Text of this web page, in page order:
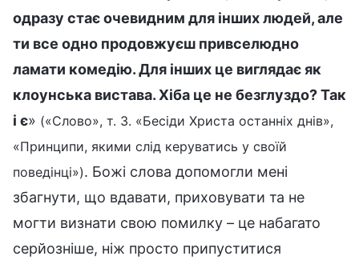
одразу стає очевидним для інших людей, але
ти все одно продовжуєш привселюдно
ламати комедію. Для інших це виглядає як
клоунська вистава. Хіба це не безглуздо? Так
і є» («Слово», т. 3. «Бесіди Христа останніх днів»,
«Принципи, якими слід керуватись у своїй
поведінці»). Божі слова допомогли мені
збагнути, що вдавати, приховувати та не
могти визнати свою помилку – це набагато
серйозніше, ніж просто припуститися